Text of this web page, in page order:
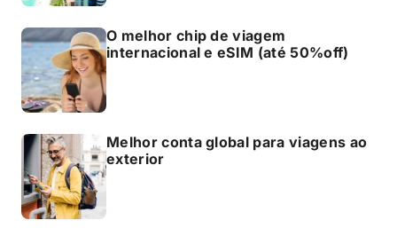
O melhor chip de viagem
internacional e eSIM (até 50%off)
Melhor conta global para viagens ao
exterior